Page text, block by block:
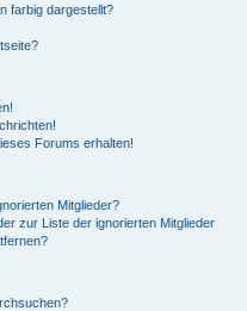
farbig dargestellt?
Forums erhalten!
Mitglieder?
zur Liste der ignorierten Mitglieder